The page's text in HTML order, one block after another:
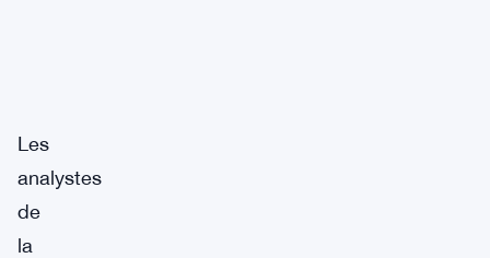
Les
analystes
de
la